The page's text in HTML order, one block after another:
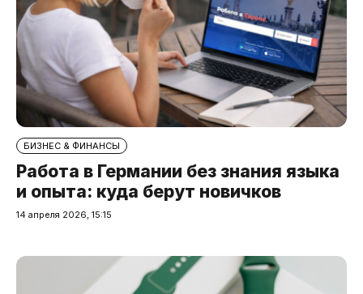
БИЗНЕС & ФИНАНСЫ
Работа в Германии без знания языка
и опыта: куда берут новичков
14 апреля 2026, 15:15